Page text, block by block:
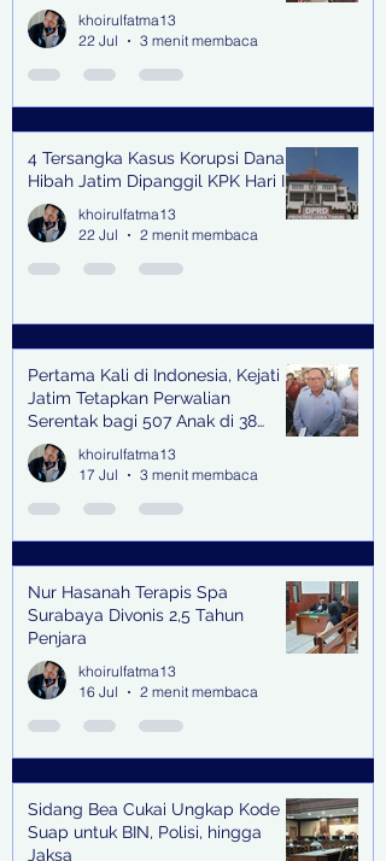
khoirulfatma13
22 Jul
3 menit membaca
4 Tersangka Kasus Korupsi Dana
Hibah Jatim Dipanggil KPK Hari Ini
khoirulfatma13
22 Jul
2 menit membaca
Pertama Kali di Indonesia, Kejati
Jatim Tetapkan Perwalian
Serentak bagi 507 Anak di 38
Kabupaten & Kota
khoirulfatma13
17 Jul
3 menit membaca
Nur Hasanah Terapis Spa
Surabaya Divonis 2,5 Tahun
Penjara
khoirulfatma13
16 Jul
2 menit membaca
Sidang Bea Cukai Ungkap Kode
Suap untuk BIN, Polisi, hingga
Jaksa